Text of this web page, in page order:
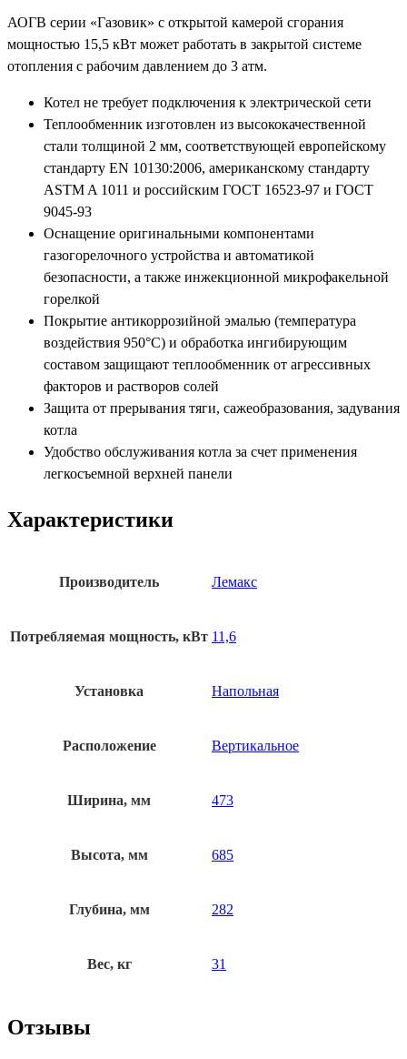
АОГВ серии «Газовик» с открытой камерой сгорания
мощностью 15,5 кВт может работать в закрытой системе
отопления с рабочим давлением до 3 атм.
Котел не требует подключения к электрической сети
Теплообменник изготовлен из высококачественной
стали толщиной 2 мм, соответствующей европейскому
стандарту EN 10130:2006, американскому стандарту
ASTM A 1011 и российским ГОСТ 16523-97 и ГОСТ
9045-93
Оснащение оригинальными компонентами
газогорелочного устройства и автоматикой
безопасности, а также инжекционной микрофакельной
горелкой
Покрытие антикоррозийной эмалью (температура
воздействия 950°С) и обработка ингибирующим
составом защищают теплообменник от агрессивных
факторов и растворов солей
Защита от прерывания тяги, сажеобразования, задувания
котла
Удобство обслуживания котла за счет применения
легкосъемной верхней панели
Характеристики
Производитель Лемакс
Потребляемая мощность, кВт 11,6
Установка Напольная
Расположение Вертикальное
Ширина, мм 473
Высота, мм 685
Глубина, мм 282
Вес, кг 31
Отзывы